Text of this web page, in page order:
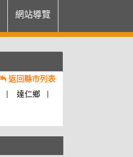
網站導覽
返回縣市列表
達仁鄉